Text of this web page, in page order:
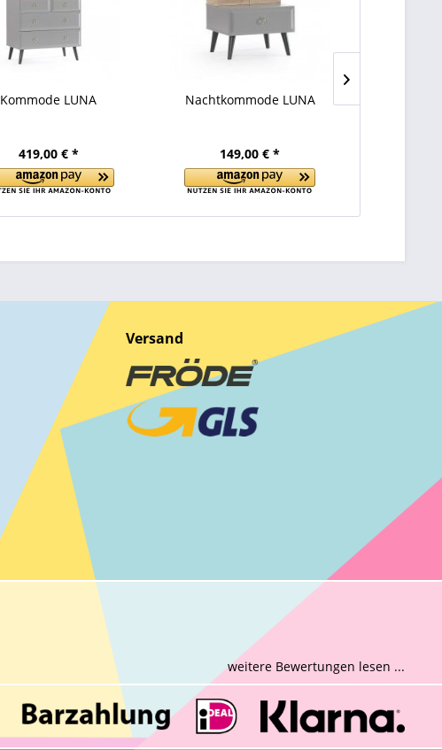
Kommode LUNA
419,00 € *
Nachtkommode LUNA
149,00 € *
Versand
weitere Bewertungen lesen ...